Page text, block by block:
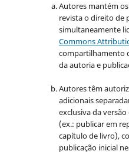
Autores mantém
revista o direito de
simultaneamente
Commons
compartilhamento
da autoria e
Autores têm
adicionais
exclusiva da
(ex.: publicar em
capítulo de livro),
publicação inicial